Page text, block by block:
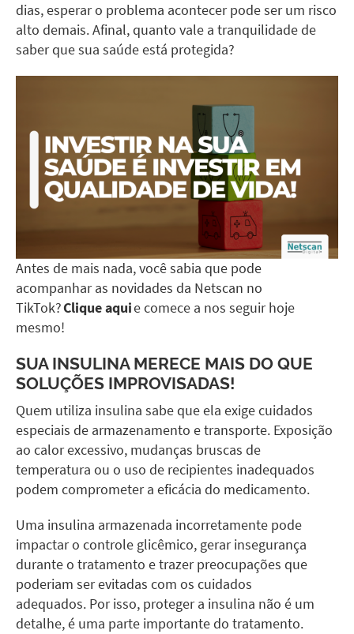
dias, esperar o problema acontecer pode ser um risco
alto demais. Afinal, quanto vale a tranquilidade de
saber que sua saúde está protegida?
Antes de mais nada, você sabia que pode
acompanhar as novidades da Netscan no
TikTok?Clique aquie comece a nos seguir hoje
mesmo!
SUA INSULINA MERECE MAIS DO QUE
SOLUÇÕES IMPROVISADAS!
Quem utiliza insulina sabe que ela exige cuidados
especiais de armazenamento e transporte. Exposição
ao calor excessivo, mudanças bruscas de
temperatura ou o uso de recipientes inadequados
podem comprometer a eficácia do medicamento.
Uma insulina armazenada incorretamente pode
impactar o controle glicêmico, gerar insegurança
durante o tratamento e trazer preocupações que
poderiam ser evitadas com os cuidados
adequados. Por isso, proteger a insulina não é um
detalhe, é uma parte importante do tratamento.